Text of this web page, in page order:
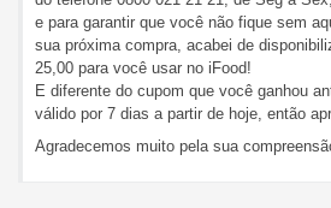
e para garantir que você não fique sem
sua próxima compra, acabei de
25,00 para você usar no iFood!
E diferente do cupom que você ganhou
válido por 7 dias a partir de hoje, então
Agradecemos muito pela sua